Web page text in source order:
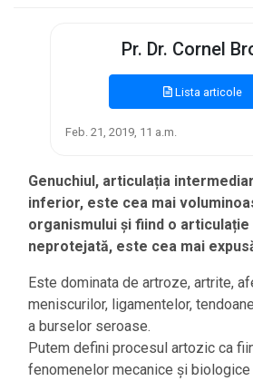
Pr. Dr. Cornel
Lista articole
Feb. 21, 2019, 11 a.m.
Genuchiul, articulația
inferior, este cea mai
organismului și fiind o
neprotejată, este cea mai
Este dominata de artroze, artrite,
meniscurilor, ligamentelor,
a burselor seroase.
Putem defini procesul artozic ca
fenomenelor mecanice și biologice